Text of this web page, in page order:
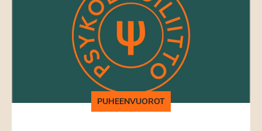
PUHEENVUOROT